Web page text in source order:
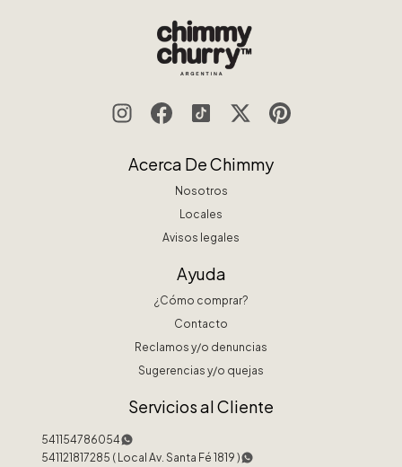
Acerca De Chimmy
Nosotros
Locales
Avisos legales
Ayuda
¿Cómo comprar?
Contacto
Reclamos y/o denuncias
Sugerencias y/o quejas
Servicios al Cliente
541154786054
541121817285 ( Local Av. Santa Fé 1819 )